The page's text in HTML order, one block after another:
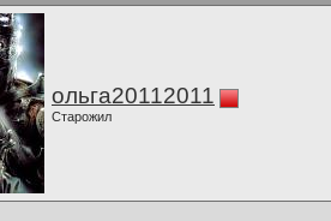
ольга20112011
Старожил